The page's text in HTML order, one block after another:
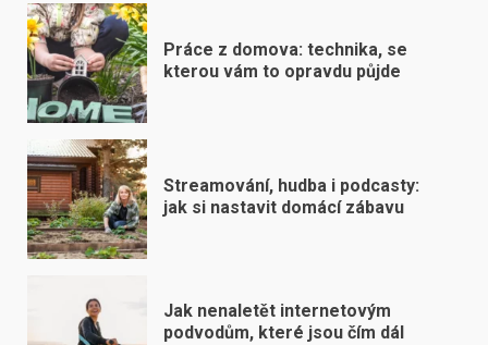
Práce z domova: technika, se
kterou vám to opravdu půjde
Streamování, hudba i podcasty:
jak si nastavit domácí zábavu
Jak nenaletět internetovým
podvodům, které jsou čím dál